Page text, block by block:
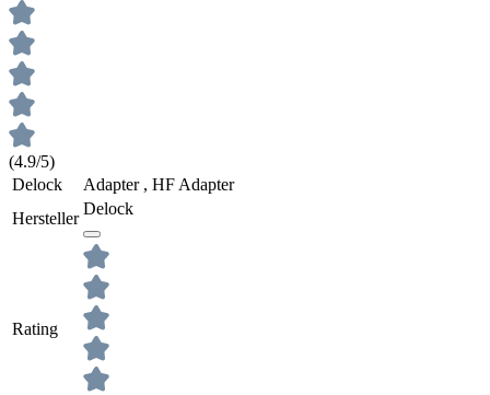
(4.9/5)
Delock
Adapter , HF Adapter
Hersteller
Delock
Rating